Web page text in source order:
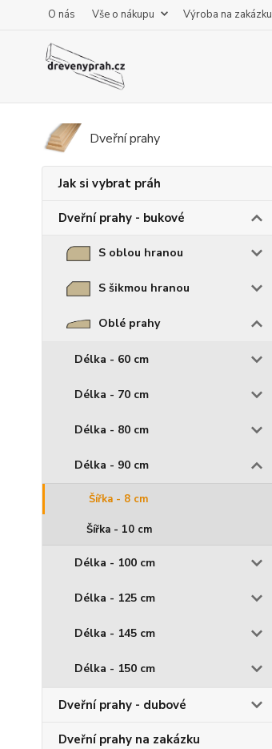
O nás Vše o nákupu Výroba na zakázku
Dveřní prahy
Jak si vybrat práh
Dveřní prahy - bukové
S oblou hranou
S šikmou hranou
Oblé prahy
Délka - 60 cm
Délka - 70 cm
Délka - 80 cm
Délka - 90 cm
Šířka - 8 cm
Šířka - 10 cm
Délka - 100 cm
Délka - 125 cm
Délka - 145 cm
Délka - 150 cm
Dveřní prahy - dubové
Dveřní prahy na zakázku